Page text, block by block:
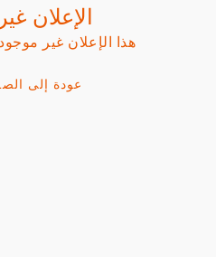
الإعلان
هذا الإعلان غير
عودة إلى